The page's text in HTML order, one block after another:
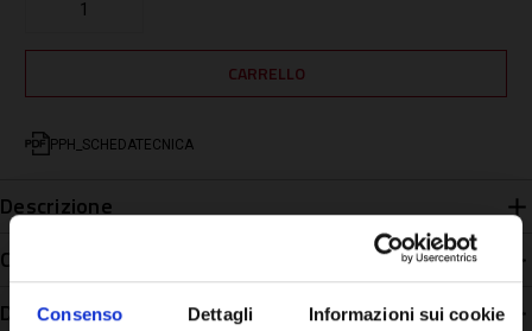
Consenso Dettagli Informazioni sui cookie
PPH_SCHEDATECNICA
Descrizione
Caratteristiche
Disponibilità